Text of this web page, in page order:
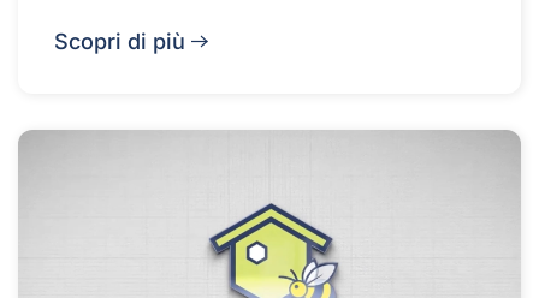
Scopri di più